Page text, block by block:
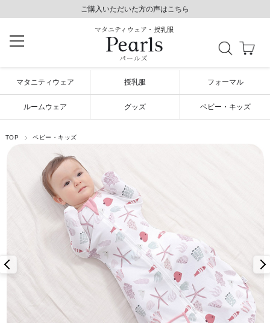
ご購入いただいた方の声はこちら
8,800円以上で送料無料/土日祝も発送（年末年始除く）
ご購入いただいた方の声はこちら
マタニティウェア・授乳服
パールズ
マタニティウェア 授乳服 フォーマル
ルームウェア グッズ ベビー・キッズ
TOP ベビー・キッズ